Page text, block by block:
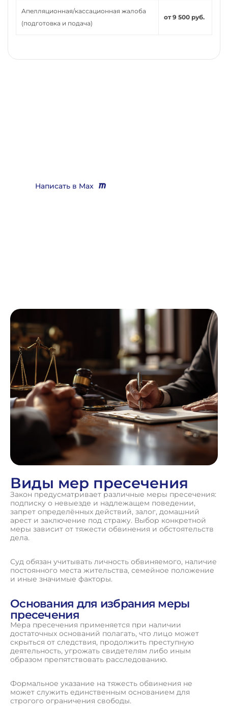
Апелляционная/кассационная жалоба
(подготовка и подача)
от 9 500 руб.
Написать в Max
Виды мер пресечения
Закон предусматривает различные меры пресечения:
подписку о невыезде и надлежащем поведении,
запрет определённых действий, залог, домашний
арест и заключение под стражу. Выбор конкретной
меры зависит от тяжести обвинения и обстоятельств
дела.
Суд обязан учитывать личность обвиняемого, наличие
постоянного места жительства, семейное положение
и иные значимые факторы.
Основания для избрания меры
пресечения
Мера пресечения применяется при наличии
достаточных оснований полагать, что лицо может
скрыться от следствия, продолжить преступную
деятельность, угрожать свидетелям либо иным
образом препятствовать расследованию.
Формальное указание на тяжесть обвинения не
может служить единственным основанием для
строгого ограничения свободы.